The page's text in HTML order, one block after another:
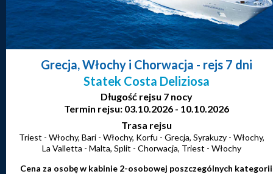
Grecja, Włochy i Chorwacja - rejs 7 dni
Statek Costa Deliziosa
Długość rejsu 7 nocy
Termin rejsu: 03.10.2026 - 10.10.2026
Trasa rejsu
Triest - Włochy, Bari - Włochy, Korfu - Grecja, Syrakuzy - Włochy,
La Valletta - Malta, Split - Chorwacja, Triest - Włochy
Cena za osobę w kabinie 2-osobowej poszczególnych kategorii